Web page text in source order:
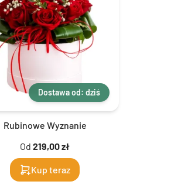
Dostawa od: dziś
Rubinowe Wyznanie
Od 219,00 zł
Kup teraz